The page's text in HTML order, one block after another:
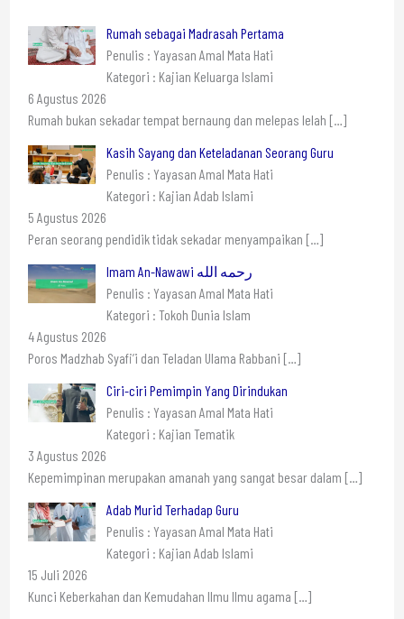
Rumah sebagai Madrasah Pertama
Penulis : Yayasan Amal Mata Hati
Kategori : Kajian Keluarga Islami
6 Agustus 2026
Rumah bukan sekadar tempat bernaung dan melepas lelah […]
Kasih Sayang dan Keteladanan Seorang Guru
Penulis : Yayasan Amal Mata Hati
Kategori : Kajian Adab Islami
5 Agustus 2026
Peran seorang pendidik tidak sekadar menyampaikan […]
Imam An-Nawawi رحمه الله
Penulis : Yayasan Amal Mata Hati
Kategori : Tokoh Dunia Islam
4 Agustus 2026
Poros Madzhab Syafi’i dan Teladan Ulama Rabbani […]
Ciri-ciri Pemimpin Yang Dirindukan
Penulis : Yayasan Amal Mata Hati
Kategori : Kajian Tematik
3 Agustus 2026
Kepemimpinan merupakan amanah yang sangat besar dalam […]
Adab Murid Terhadap Guru
Penulis : Yayasan Amal Mata Hati
Kategori : Kajian Adab Islami
15 Juli 2026
Kunci Keberkahan dan Kemudahan Ilmu Ilmu agama […]